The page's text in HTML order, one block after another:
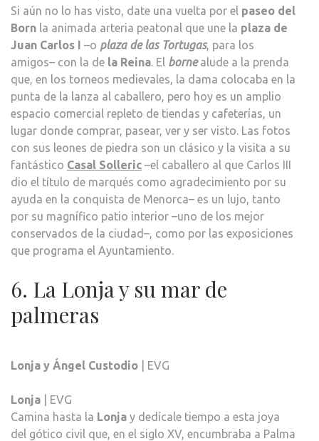
Si aún no lo has visto, date una vuelta por el paseo del
Born la animada arteria peatonal que une la plaza de
Juan Carlos I –o plaza de las Tortugas, para los
amigos– con la de la Reina. El bornealude a la prenda
que, en los torneos medievales, la dama colocaba en la
punta de la lanza al caballero, pero hoy es un amplio
espacio comercial repleto de tiendas y cafeterías, un
lugar donde comprar, pasear, ver y ser visto. Las fotos
con sus leones de piedra son un clásico y la visita a su
fantástico Casal Solleric –el caballero al que Carlos III
dio el título de marqués como agradecimiento por su
ayuda en la conquista de Menorca– es un lujo, tanto
por su magnífico patio interior –uno de los mejor
conservados de la ciudad–, como por las exposiciones
que programa el Ayuntamiento.
6. La Lonja y su mar de
palmeras
Lonja y Ángel Custodio | EVG
Lonja | EVG
Camina hasta la Lonja y dedícale tiempo a esta joya
del gótico civil que, en el siglo XV, encumbraba a Palma